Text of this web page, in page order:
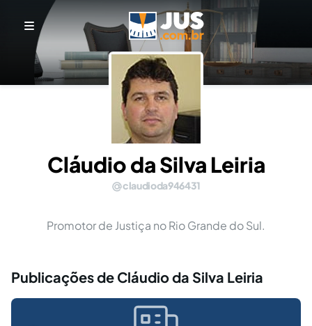
Cláudio da Silva Leiria
claudioda946431
Promotor de Justiça no Rio Grande do Sul.
Publicações de Cláudio da Silva Leiria